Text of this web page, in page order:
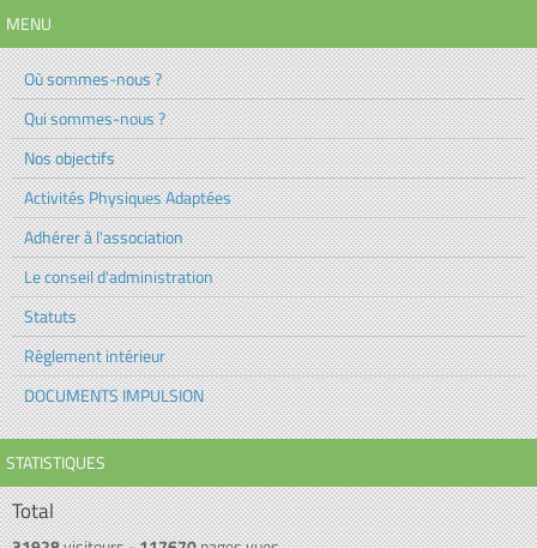
MENU
Où sommes-nous ?
Qui sommes-nous ?
Nos objectifs
Activités Physiques Adaptées
Adhérer à l'association
Le conseil d'administration
Statuts
Règlement intérieur
DOCUMENTS IMPULSION
STATISTIQUES
Total